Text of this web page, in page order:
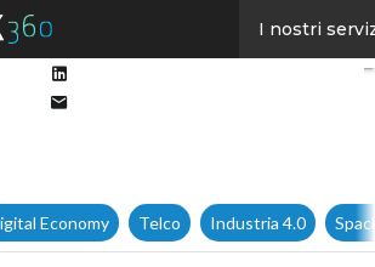
I nostri
Economy Telco Industria 4.0